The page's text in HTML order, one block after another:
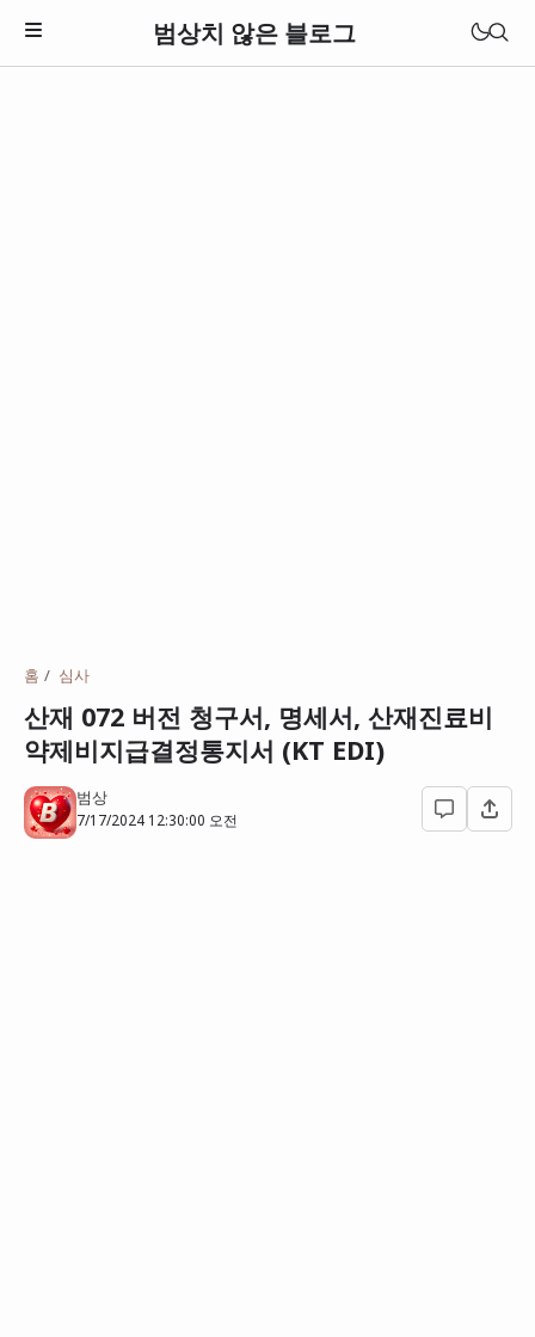
범상치 않은 블로그
홈 심사
산재 072 버전 청구서, 명세서, 산재진료비
약제비지급결정통지서 (KT EDI)
범상
7/17/2024 12:30:00 오전